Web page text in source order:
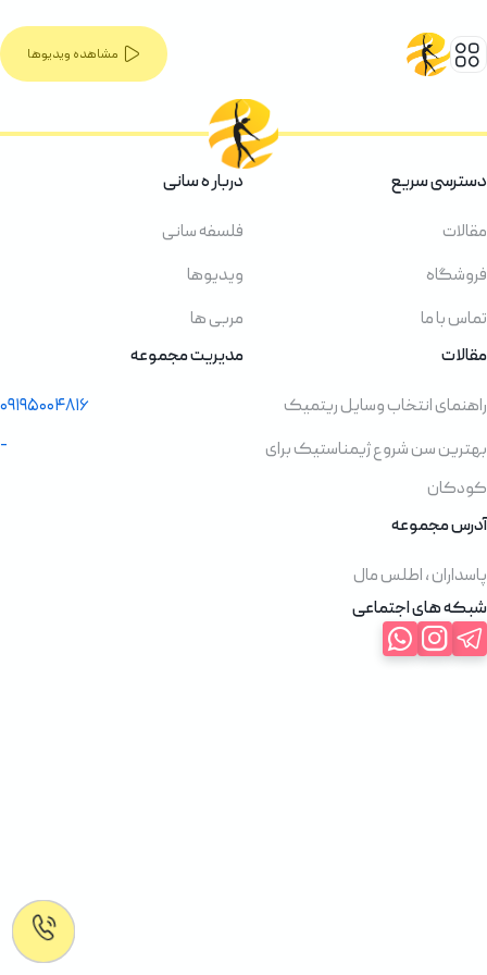
مشاهده ویدیوها
دسترسی سریع
مقالات
فروشگاه
تماس با ما
دربار ه سانی
فلسفه سانی
ویدیوها
مربی ها
مقالات
راهنمای انتخاب وسایل ریتمیک
بهترین سن شروع ژیمناستیک برای
کودکان
مدیریت مجموعه
۰۹۱۹۵۰۰۴۸۱۶
-
آدرس مجموعه
پاسداران ، اطلس مال
شبکه های اجتماعی